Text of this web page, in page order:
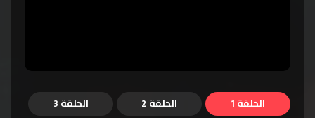
الحلقة 1 الحلقة 2
الحلقة 3